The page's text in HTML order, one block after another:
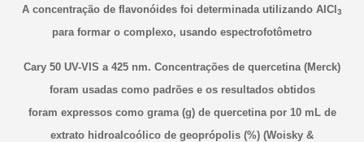
A concentração de flavonóides foi determinada utilizando AlCl3
para formar o complexo, usando espectrofotômetro
Cary 50 UV-VIS a 425 nm. Concentrações de quercetina (Merck)
foram usadas como padrões e os resultados obtidos
foram expressos como grama (g) de quercetina por 10 mL de
extrato hidroalcoólico de geoprópolis (%) (Woisky &